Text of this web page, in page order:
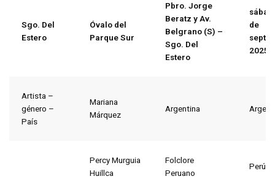
Sgo. Del
Estero
Óvalo del
Parque Sur
Pbro. Jorge
Beratz y Av.
Belgrano (S) –
Sgo. Del
Estero
de
2025
Artista –
género –
País
Mariana
Márquez
Argentina
Percy Murguia
Huillca
Folclore
Peruano
Perú